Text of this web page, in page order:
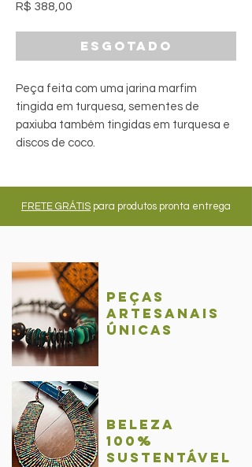
R$ 388,00
Esgotado
Peça feita com uma jarina marfim
tingida em turquesa, sementes de
paxiuba também tingidas em turquesa e
discos de coco.
FRETE GRÁTIS para produtos pronta entrega
Peças
Artesanais
únicas
BelezA
100%
sustentável